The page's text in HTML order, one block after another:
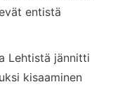
entistä
Lehtistä jännitti
kisaaminen